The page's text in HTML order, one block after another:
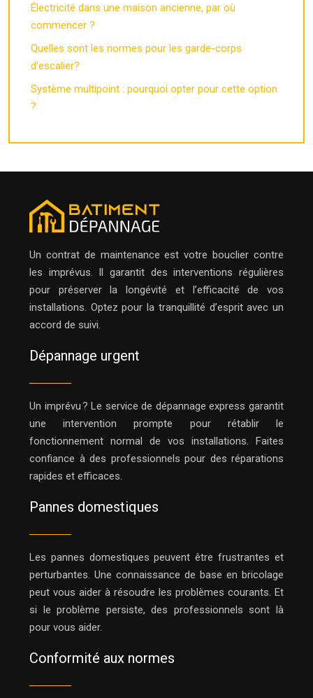
Électricité dans une maison ancienne, par où
commencer ?
Quelles sont les normes pour les garde-corps
d’escalier?
Système multipoint : pourquoi opter pour cette option
?
Un contrat de maintenance est votre bouclier contre
les imprévus. Il garantit des interventions régulières
pour préserver la longévité et l’efficacité de vos
installations. Optez pour la tranquillité d’esprit avec un
accord de suivi.
Dépannage urgent
Un imprévu ? Le service de dépannage express garantit
une intervention prompte pour rétablir le
fonctionnement normal de vos installations. Faites
confiance à des professionnels pour des réparations
rapides et efficaces.
Pannes domestiques
Les pannes domestiques peuvent être frustrantes et
perturbantes. Une connaissance de base en bricolage
peut vous aider à résoudre les problèmes courants. Et
si le problème persiste, des professionnels sont là
pour vous aider.
Conformité aux normes